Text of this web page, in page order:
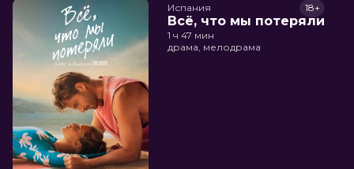
Испания
Всё, что мы потеряли
18+
1 ч 47 мин
драма, мелодрама